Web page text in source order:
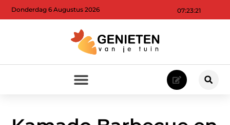
07:23:23
Donderdag 6 Augustus 2026